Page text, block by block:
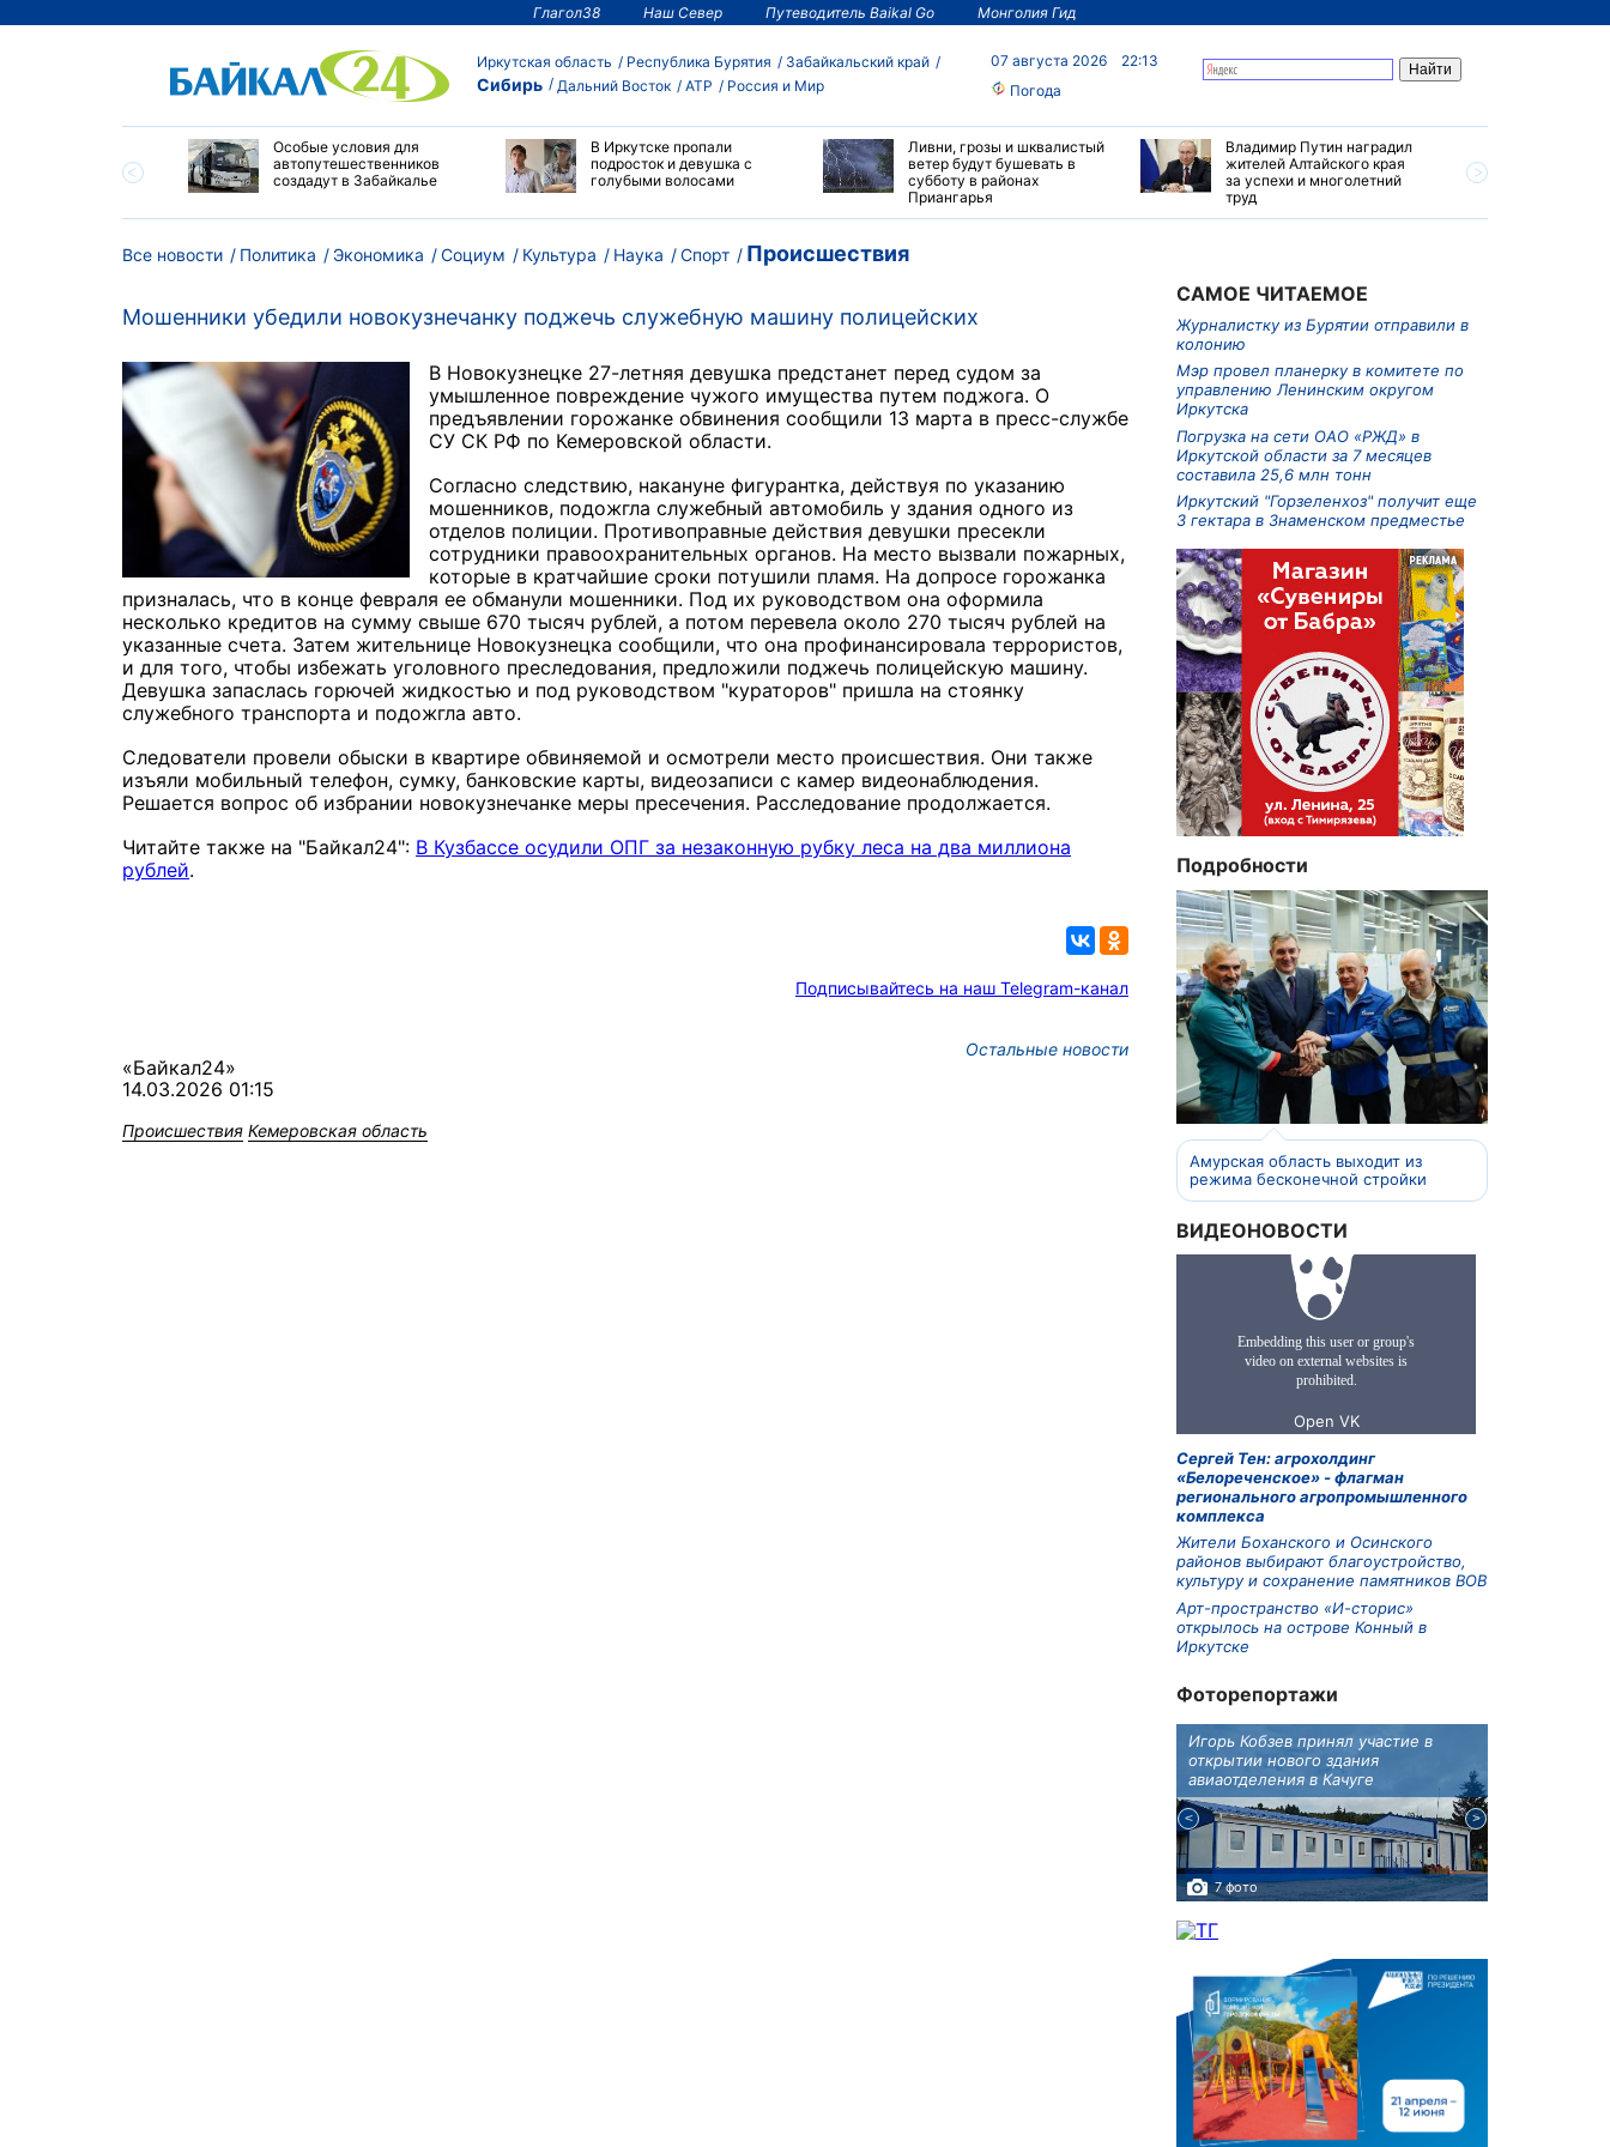
Глагол38 Наш Север Путеводитель Baikal Go Монголия Гид
Иркутская область Республика Бурятия Забайкальский край
Сибирь Дальний Восток АТР Россия и Мир
07 августа 2026
22:13
Погода
на топливном
стабильной
Особые условия для
автопутешественников
создадут в Забайкалье
В Иркутске пропали
подросток и девушка с
голубыми волосами
Ливни, грозы и шквалистый
ветер будут бушевать в
субботу в районах
Приангарья
Владимир Путин наградил
жителей Алтайского края
за успехи и многолетний
труд
Все новости Политика Экономика Социум Культура Наука Спорт Происшествия
Мошенники убедили новокузнечанку поджечь служебную машину полицейских
В Новокузнецке 27-летняя девушка предстанет перед судом за
умышленное повреждение чужого имущества путем поджога. О
предъявлении горожанке обвинения сообщили 13 марта в пресс-службе
СУ СК РФ по Кемеровской области.
Согласно следствию, накануне фигурантка, действуя по указанию
мошенников, подожгла служебный автомобиль у здания одного из
отделов полиции. Противоправные действия девушки пресекли
сотрудники правоохранительных органов. На место вызвали пожарных,
которые в кратчайшие сроки потушили пламя. На допросе горожанка
призналась, что в конце февраля ее обманули мошенники. Под их руководством она оформила
несколько кредитов на сумму свыше 670 тысяч рублей, а потом перевела около 270 тысяч рублей на
указанные счета. Затем жительнице Новокузнецка сообщили, что она профинансировала террористов,
и для того, чтобы избежать уголовного преследования, предложили поджечь полицейскую машину.
Девушка запаслась горючей жидкостью и под руководством "кураторов" пришла на стоянку
служебного транспорта и подожгла авто.
Следователи провели обыски в квартире обвиняемой и осмотрели место происшествия. Они также
изъяли мобильный телефон, сумку, банковские карты, видеозаписи с камер видеонаблюдения.
Решается вопрос об избрании новокузнечанке меры пресечения. Расследование продолжается.
Читайте также на "Байкал24": В Кузбассе осудили ОПГ за незаконную рубку леса на два миллиона
рублей.
Подписывайтесь на наш Telegram-канал
Остальные новости
«Байкал24»
14.03.2026 01:15
Происшествия Кемеровская область
САМОЕ ЧИТАЕМОЕ
Журналистку из Бурятии отправили в
колонию
Мэр провел планерку в комитете по
управлению Ленинским округом
Иркутска
Погрузка на сети ОАО «РЖД» в
Иркутской области за 7 месяцев
составила 25,6 млн тонн
Иркутский "Горзеленхоз" получит еще
3 гектара в Знаменском предместье
Подробности
Амурская область выходит из
режима бесконечной стройки
ВИДЕОНОВОСТИ
Сергей Тен: агрохолдинг
«Белореченское» - флагман
регионального агропромышленного
комплекса
Жители Боханского и Осинского
районов выбирают благоустройство,
культуру и сохранение памятников ВОВ
Арт-пространство «И-сторис»
открылось на острове Конный в
Иркутске
Фоторепортажи
Игорь Кобзев принял участие в
открытии нового здания
авиаотделения в Качуге
7 фото